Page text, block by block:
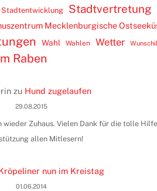
Stadtentwicklung Stadtvertretung
Mecklenburgische
Wahl Wahlen Wetter
Raben
zu Hund zugelaufen
29.08.2015
wieder Zuhaus. Vielen Dank für die tolle
allen Mitlesern!
nun im Kreistag
01.06.2014